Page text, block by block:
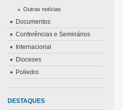
Outras notícias
Documentos
Conferências e Seminários
Internacional
Dioceses
Poliedro
DESTAQUES